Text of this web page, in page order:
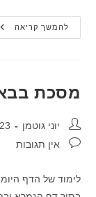
להמשך קריאה
מסכת
מחבר:יוני גוטמן 23 בינואר
תגובות:אין תגובות